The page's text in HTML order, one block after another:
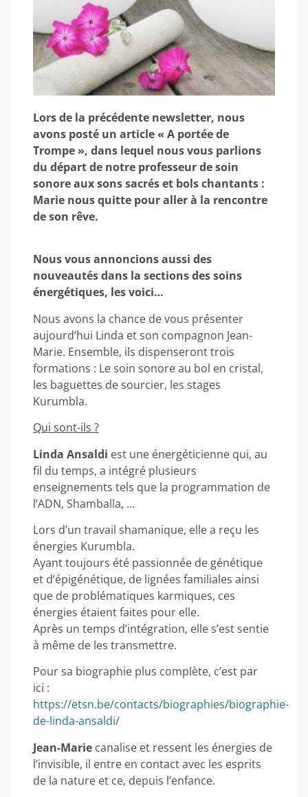
Lors de la précédente newsletter, nous
avons posté un article « A portée de
Trompe », dans lequel nous vous parlions
du départ de notre professeur de soin
sonore aux sons sacrés et bols chantants :
Marie nous quitte pour aller à la rencontre
de son rêve.
Nous vous annoncions aussi des
nouveautés dans la sections des soins
énergétiques, les voici…
Nous avons la chance de vous présenter
aujourd’hui Linda et son compagnon Jean-
Marie. Ensemble, ils dispenseront trois
formations : Le soin sonore au bol en cristal,
les baguettes de sourcier, les stages
Kurumbla.
Qui sont-ils ?
Linda Ansaldi est une énergéticienne qui, au
fil du temps, a intégré plusieurs
enseignements tels que la programmation de
l’ADN, Shamballa, …
Lors d’un travail shamanique, elle a reçu les
énergies Kurumbla.
Ayant toujours été passionnée de génétique
et d’épigénétique, de lignées familiales ainsi
que de problématiques karmiques, ces
énergies étaient faites pour elle.
Après un temps d’intégration, elle s’est sentie
à même de les transmettre.
Pour sa biographie plus complète, c’est par
ici :
https://etsn.be/contacts/biographies/biographie-
de-linda-ansaldi/
Jean-Marie canalise et ressent les énergies de
l’invisible, il entre en contact avec les esprits
de la nature et ce, depuis l’enfance.